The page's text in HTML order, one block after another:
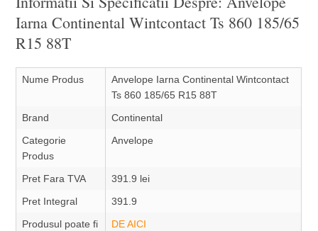
Iarna Continental Wintcontact Ts 860 185/65
R15 88T
Nume Produs
Anvelope Iarna Continental Wintcontact
Ts 860 185/65 R15 88T
Brand
Continental
Categorie
Produs
Anvelope
Pret Fara TVA
391.9 lei
Pret Integral
391.9
Produsul poate fi
DE AICI